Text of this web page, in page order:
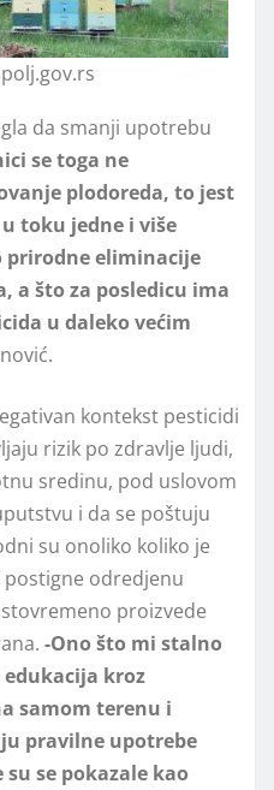
da smanji upotrebu
se toga ne
plodoreda, to jest
toku jedne i više
prirodne eliminacije
a što za posledicu ima
u daleko većim
kontekst pesticidi
rizik po zdravlje ljudi,
sredinu, pod uslovom
i da se poštuju
su onoliko koliko je
odredjenu
proizvede
-Ono što mi stalno
kroz
samom terenu i
pravilne upotrebe
se pokazale kao